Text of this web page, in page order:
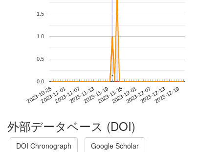
2023-10-262023-11-012023-11-072023-11-132023-11-192023-11-252023-12-012023-12-072023-12-132023-12-19
0.0
0.5
1.0
1.5
**
外部データベース (DOI)
DOI Chronograph Google Scholar